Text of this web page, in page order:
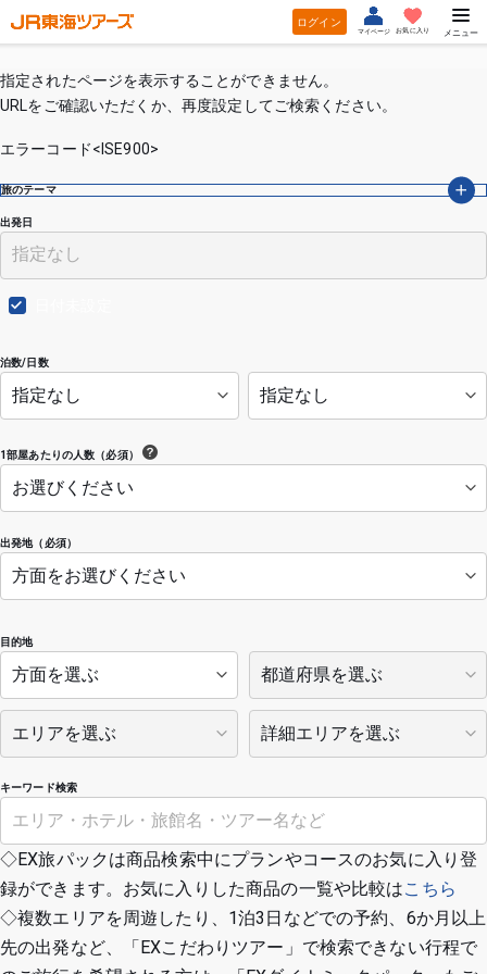
ログイン
マイページ お気に入り メニュー
指定されたページを表示することができません。
URLをご確認いただくか、再度設定してご検索ください。
エラーコード<ISE900>
出発地（必須）
出発日
泊数/日数
1部屋あたりの人数（必須）
目的地
キーワード検索
旅のテーマ
◇EX旅パックは商品検索中にプランやコースのお気に入り登
録ができます。お気に入りした商品の一覧や比較はこちら
◇複数エリアを周遊したり、1泊3日などでの予約、6か月以上
先の出発など、「EXこだわりツアー」で検索できない行程で